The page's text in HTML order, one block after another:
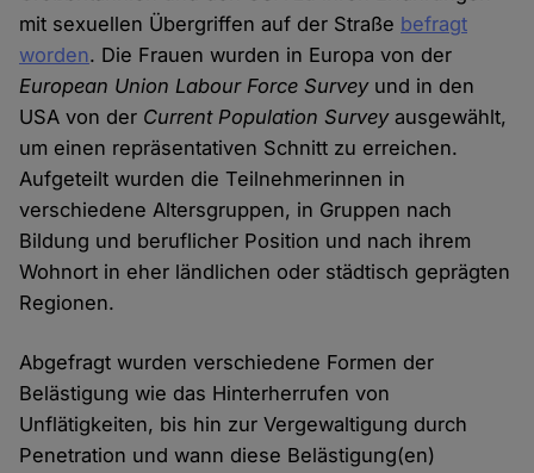
mit sexuellen Übergriffen auf der Straße befragt
worden. Die Frauen wurden in Europa von der
European Union Labour Force Surveyund in den
USA von der Current Population Surveyausgewählt,
um einen repräsentativen Schnitt zu erreichen.
Aufgeteilt wurden die Teilnehmerinnen in
verschiedene Altersgruppen, in Gruppen nach
Bildung und beruflicher Position und nach ihrem
Wohnort in eher ländlichen oder städtisch geprägten
Regionen.
Abgefragt wurden verschiedene Formen der
Belästigung wie das Hinterherrufen von
Unflätigkeiten, bis hin zur Vergewaltigung durch
Penetration und wann diese Belästigung(en)